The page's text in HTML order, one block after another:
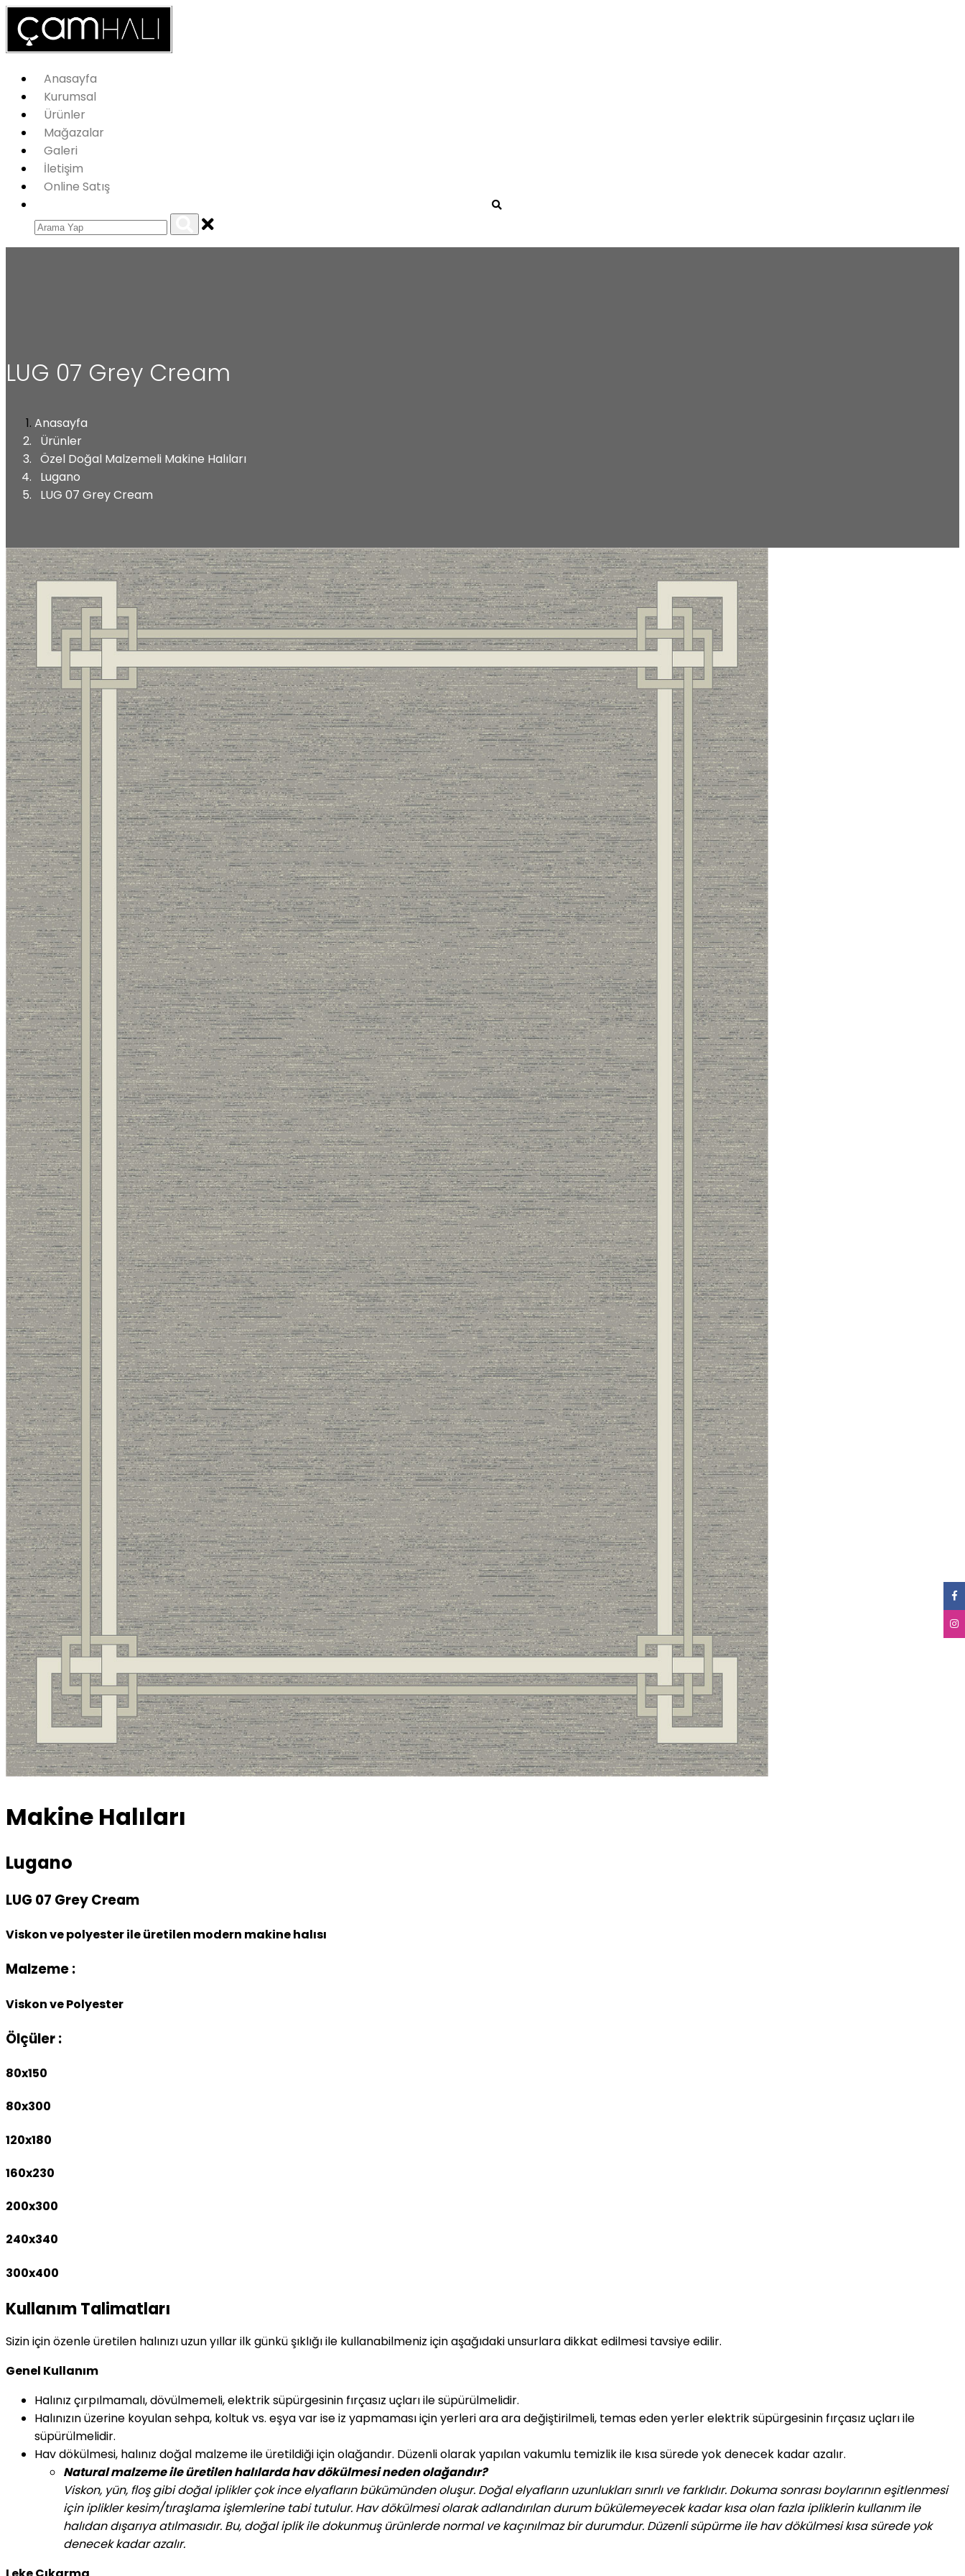
Anasayfa
Kurumsal
Ürünler
Mağazalar
Galeri
İletişim
Online Satış
LUG 07 Grey Cream
Anasayfa
Ürünler
Özel Doğal Malzemeli Makine Halıları
Lugano
LUG 07 Grey Cream
Makine Halıları
Lugano
LUG 07 Grey Cream
Viskon ve polyester ile üretilen modern makine halısı
Malzeme :
Viskon ve Polyester
Ölçüler :
80x150
80x300
120x180
160x230
200x300
240x340
300x400
Kullanım Talimatları
Sizin için özenle üretilen halınızı uzun yıllar ilk günkü şıklığı ile kullanabilmeniz için aşağıdaki unsurlara dikkat edilmesi tavsiye edilir.
Genel Kullanım
Halınız çırpılmamalı, dövülmemeli, elektrik süpürgesinin fırçasız uçları ile süpürülmelidir.
Halınızın üzerine koyulan sehpa, koltuk vs. eşya var ise iz yapmaması için yerleri ara ara değiştirilmeli, temas eden yerler elektrik süpürgesinin fırçasız uçları ile
süpürülmelidir.
Hav dökülmesi, halınız doğal malzeme ile üretildiği için olağandır. Düzenli olarak yapılan vakumlu temizlik ile kısa sürede yok denecek kadar azalır.
Natural malzeme ile üretilen halılarda hav dökülmesi neden olağandır?
Viskon, yün, floş gibi doğal iplikler çok ince elyafların bükümünden oluşur. Doğal elyafların uzunlukları sınırlı ve farklıdır. Dokuma sonrası boylarının eşitlenmesi
için iplikler kesim/tıraşlama işlemlerine tabi tutulur. Hav dökülmesi olarak adlandırılan durum bükülemeyecek kadar kısa olan fazla ipliklerin kullanım ile
halıdan dışarıya atılmasıdır. Bu, doğal iplik ile dokunmuş ürünlerde normal ve kaçınılmaz bir durumdur. Düzenli süpürme ile hav dökülmesi kısa sürede yok
denecek kadar azalır.